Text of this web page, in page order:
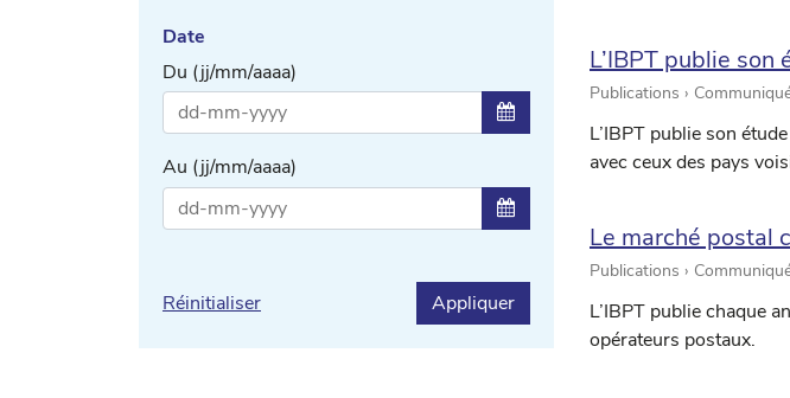
Date
Du (jj/mm/aaaa)
Sélectionner une date ...
Au (jj/mm/aaaa)
Sélectionner une date ...
Réinitialiser Appliquer
L’IBPT publie
Publications ›
L’IBPT publie son
avec ceux des pays
Le marché postal
Publications ›
L’IBPT publie chaque
opérateurs postaux.